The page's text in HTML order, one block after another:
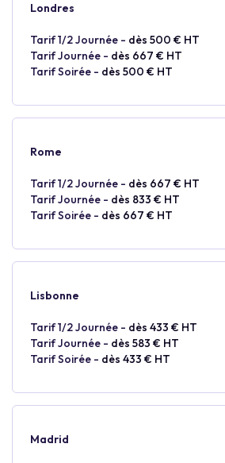
Londres
Tarif 1/2 Journée - dès 500 € HT
Tarif Journée - dès 667 € HT
Tarif Soirée - dès 500 € HT
Rome
Tarif 1/2 Journée - dès 667 € HT
Tarif Journée - dès 833 € HT
Tarif Soirée - dès 667 € HT
Lisbonne
Tarif 1/2 Journée - dès 433 € HT
Tarif Journée - dès 583 € HT
Tarif Soirée - dès 433 € HT
Madrid